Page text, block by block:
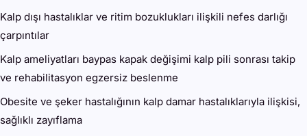
Kalp dışı hastalıklar ve ritim bozuklukları ilişkili nefes darlığı
çarpıntılar
Kalp ameliyatları baypas kapak değişimi kalp pili sonrası takip
ve rehabilitasyon egzersiz beslenme
Obesite ve şeker hastalığının kalp damar hastalıklarıyla ilişkisi,
sağlıklı zayıflama